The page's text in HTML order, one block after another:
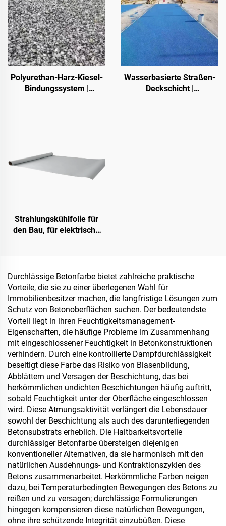
Polyurethan-Harz-Kiesel-
Bindungssystem |
Polyurethan für
Wasserbasierte Straßen-
Deckschicht |
Strahlungskühlfolie für
den Bau, für elektrische
Verkehrseinrichtungen
und Außenanlagen sowie
für neu entstehende
Lebensstil-Anwendungen
Durchlässige Betonfarbe bietet zahlreiche praktische
Vorteile, die sie zu einer überlegenen Wahl für
Immobilienbesitzer machen, die langfristige Lösungen zum
Schutz von Betonoberflächen suchen. Der bedeutendste
Vorteil liegt in ihren Feuchtigkeitsmanagement-
Eigenschaften, die häufige Probleme im Zusammenhang
mit eingeschlossener Feuchtigkeit in Betonkonstruktionen
verhindern. Durch eine kontrollierte Dampfdurchlässigkeit
beseitigt diese Farbe das Risiko von Blasenbildung,
Abblättern und Versagen der Beschichtung, das bei
herkömmlichen undichten Beschichtungen häufig auftritt,
sobald Feuchtigkeit unter der Oberfläche eingeschlossen
wird. Diese Atmungsaktivität verlängert die Lebensdauer
sowohl der Beschichtung als auch des darunterliegenden
Betonsubstrats erheblich. Die Haltbarkeitsvorteile
durchlässiger Betonfarbe übersteigen diejenigen
konventioneller Alternativen, da sie harmonisch mit den
natürlichen Ausdehnungs- und Kontraktionszyklen des
Betons zusammenarbeitet. Herkömmliche Farben neigen
dazu, bei Temperaturbedingten Bewegungen des Betons zu
reißen und zu versagen; durchlässige Formulierungen
hingegen kompensieren diese natürlichen Bewegungen,
ohne ihre schützende Integrität einzubüßen. Diese